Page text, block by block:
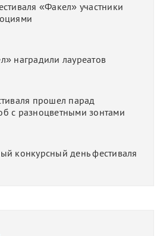
«Факел» участники
наградили лауреатов
прошел парад
с разноцветными зонтами
конкурсный день фестиваля